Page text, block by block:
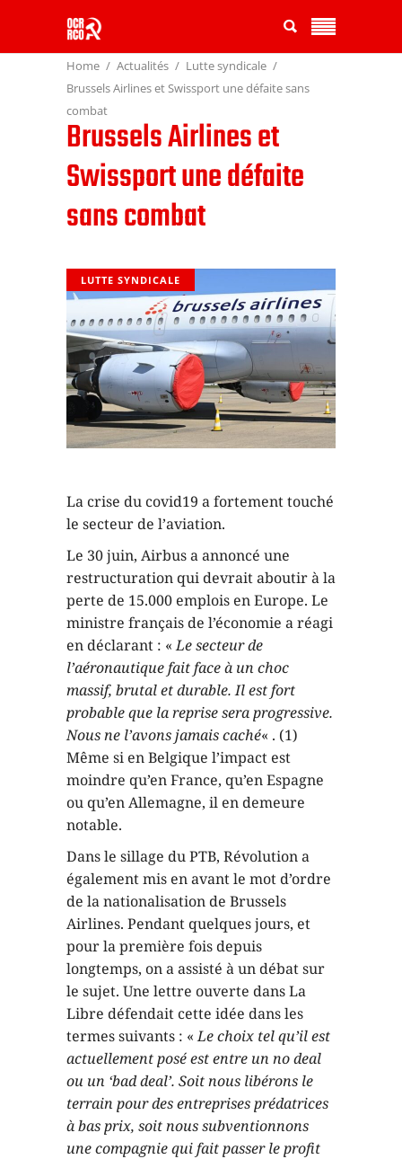
Home Actualités
Lutte syndicale
Brussels Airlines et Swissport une défaite sans
combat
Brussels Airlines et
Swissport une défaite
sans combat
LUTTE SYNDICALE
La crise du covid19 a fortement touché
le secteur de l’aviation.
Le 30 juin, Airbus a annoncé une
restructuration qui devrait aboutir à la
perte de 15.000 emplois en Europe. Le
ministre français de l’économie a réagi
en déclarant : «Le secteur de
l’aéronautique fait face à un choc
massif, brutal et durable. Il est fort
probable que la reprise sera progressive.
Nous ne l’avons jamais caché« . (1)
Même si en Belgique l’impact est
moindre qu’en France, qu’en Espagne
ou qu’en Allemagne, il en demeure
notable.
Dans le sillage du PTB, Révolution a
également mis en avant le mot d’ordre
de la nationalisation de Brussels
Airlines. Pendant quelques jours, et
pour la première fois depuis
longtemps, on a assisté à un débat sur
le sujet. Une lettre ouverte dans La
Libre défendait cette idée dans les
termes suivants : «Le choix tel qu’il est
actuellement posé est entre un no deal
ou un ‘bad deal’. Soit nous libérons le
terrain pour des entreprises prédatrices
à bas prix, soit nous subventionnons
une compagnie qui fait passer le profit